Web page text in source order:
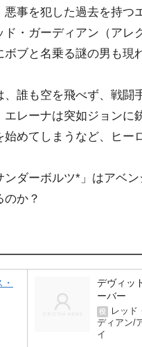
事を犯した過去を持つ
ド・ガーディアン（アレ
ブと名乗る謎の男も現
、誰も空を飛べず、戦闘
レーナは突如ジョンに
めてしまうなど、ヒー
ダーボルツ*」はアベ
か？
デヴィッ
ーバー
役
レッド
ディアン/
イ